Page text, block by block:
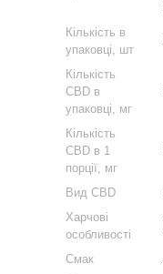
Кількість в
упаковці, шт
Кількість
CBD в
упаковці, мг
Кількість
CBD в 1
порції, мг
Вид CBD
Харчові
особливості
Смак